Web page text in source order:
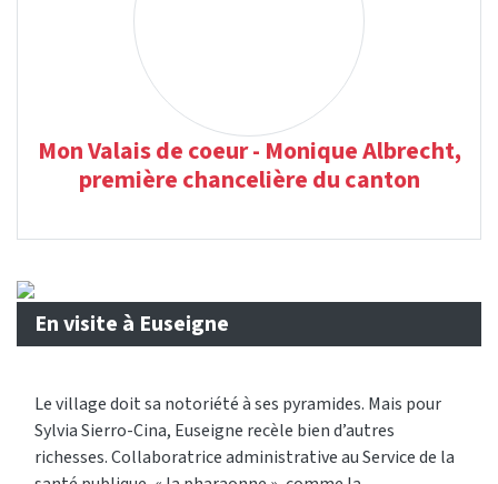
Mon Valais de coeur - Monique Albrecht,
première chancelière du canton
En visite à Euseigne
Le village doit sa notoriété à ses pyramides. Mais pour
Sylvia Sierro-Cina, Euseigne recèle bien d’autres
richesses. Collaboratrice administrative au Service de la